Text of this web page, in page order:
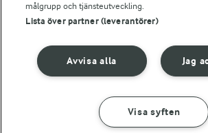
GÖR SÅ HÄR
© 2026 Arla Foods
målgrupp och tjänsteutveckling.
Lista över partner (leverantörer)
Jag
Avvisa alla
Visa syften